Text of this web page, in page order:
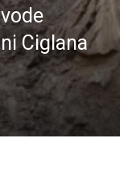
Ciglana